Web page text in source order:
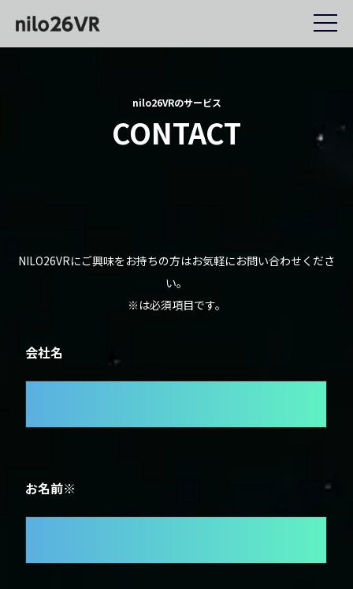
nilo26VRのサービス
CONTACT
NILO26VRにご興味をお持ちの方はお気軽にお問い合わせくださ
い。
※は必須項目です。
会社名
お名前※